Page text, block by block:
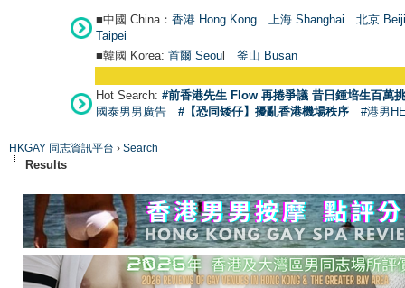
■中國 China： 香港 Hong Kong 上海 Shanghai
北京
Taipei
■韓國 Korea: 首爾 Seoul 釜山 Busan
Hot Search: #前香港先生 Flow 再捲爭議 昔日鍾培生百萬
國泰男男廣告
#【恐同矮仔】擾亂香港機場秩序 #港男
HKGAY 同志資訊平台 › Search
Results